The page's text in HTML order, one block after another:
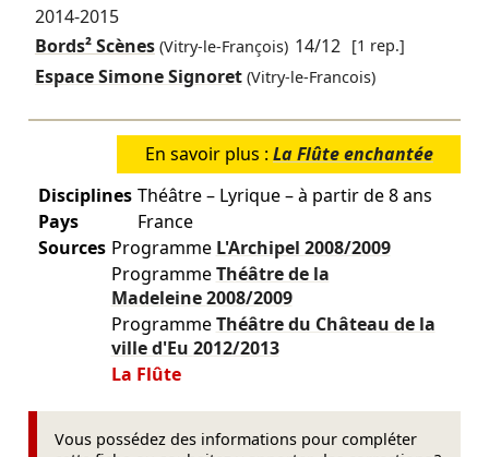
2014-2015
Bords² Scènes(Vitry-le-François) 14/12 [1 rep.]
Espace Simone Signoret (Vitry-le-Francois)
En savoir plus : La Flûte enchantée
Disciplines Théâtre – Lyrique – à partir de 8 ans
Pays
France
Sources Programme L'Archipel 2008/2009
ProgrammeThéâtre de la
Madeleine2008/2009
ProgrammeThéâtre du Château de la
ville d'Eu 2012/2013
La Flûte
Vous possédez des informations pour compléter